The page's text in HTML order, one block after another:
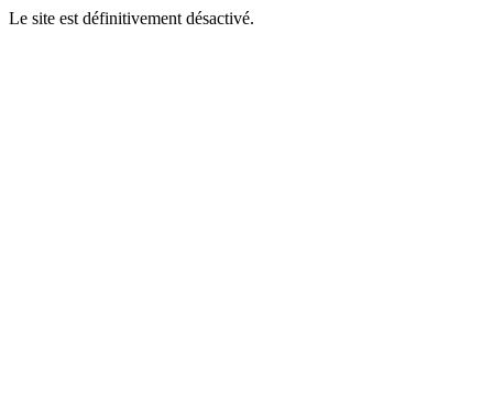
Le site est définitivement désactivé.